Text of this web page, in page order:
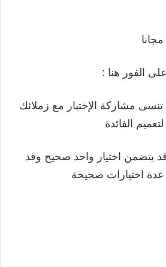
على الفور هنا :
تنسى مشاركة الإختبار مع زملائك
لتعميم الفائدة
قد يتضمن اختيار واحد صحيح وقد
اختيارات صحيحة